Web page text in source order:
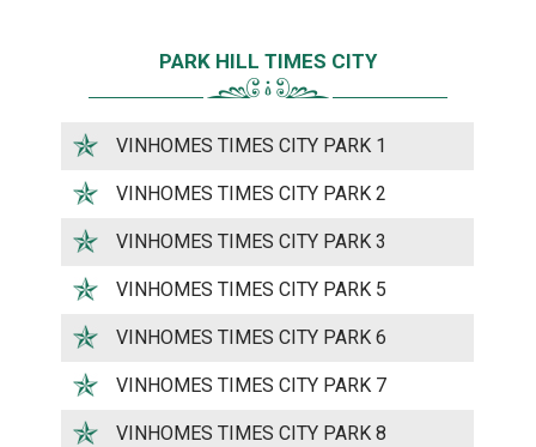
PARK HILL TIMES CITY
VINHOMES TIMES CITY PARK 1
VINHOMES TIMES CITY PARK 2
VINHOMES TIMES CITY PARK 3
VINHOMES TIMES CITY PARK 5
VINHOMES TIMES CITY PARK 6
VINHOMES TIMES CITY PARK 7
VINHOMES TIMES CITY PARK 8